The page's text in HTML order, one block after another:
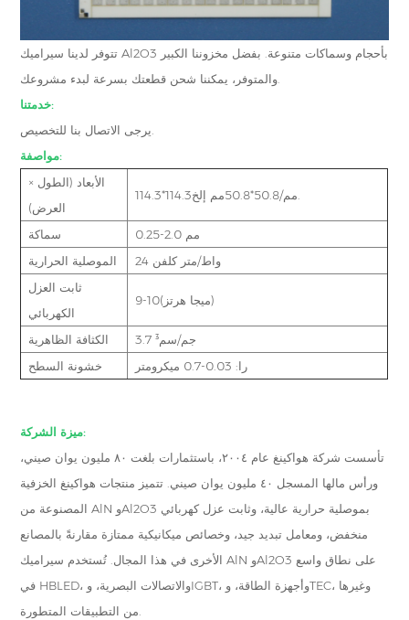
تتوفر لدينا سيراميك Al2O3 بأحجام وسماكات متنوعة. بفضل مخزوننا الكبير
والمتوفر، يمكننا شحن قطعتك بسرعة لبدء مشروعك.
خدمتنا:
يرجى الاتصال بنا للتخصيص.
مواصفة:
الأبعاد (الطول ×
العرض)
114.3*114.3مم/50.8*50.8مم إلخ.
سماكة
0.25-2.0 مم
الموصلية الحرارية
24 واط/متر كلفن
ثابت العزل
الكهربائي
9-10(ميجا هرتز)
الكثافة الظاهرية
3.7 جم/سم³
خشونة السطح
را: 0.03-0.7 ميكرومتر
ميزة الشركة:
تأسست شركة هواكينغ عام ٢٠٠٤، باستثمارات بلغت ٨٠ مليون يوان صيني،
ورأس مالها المسجل ٤٠ مليون يوان صيني. تتميز منتجات هواكينغ الخزفية
المصنوعة من AlN وAl2O3 بموصلية حرارية عالية، وثابت عزل كهربائي
منخفض، ومعامل تبديد جيد، وخصائص ميكانيكية ممتازة مقارنةً بالمصانع
الأخرى في هذا المجال. تُستخدم سيراميك AlN وAl2O3 على نطاق واسع
في HBLED، والاتصالات البصرية، وIGBT، وأجهزة الطاقة، وTEC، وغيرها
من التطبيقات المتطورة.